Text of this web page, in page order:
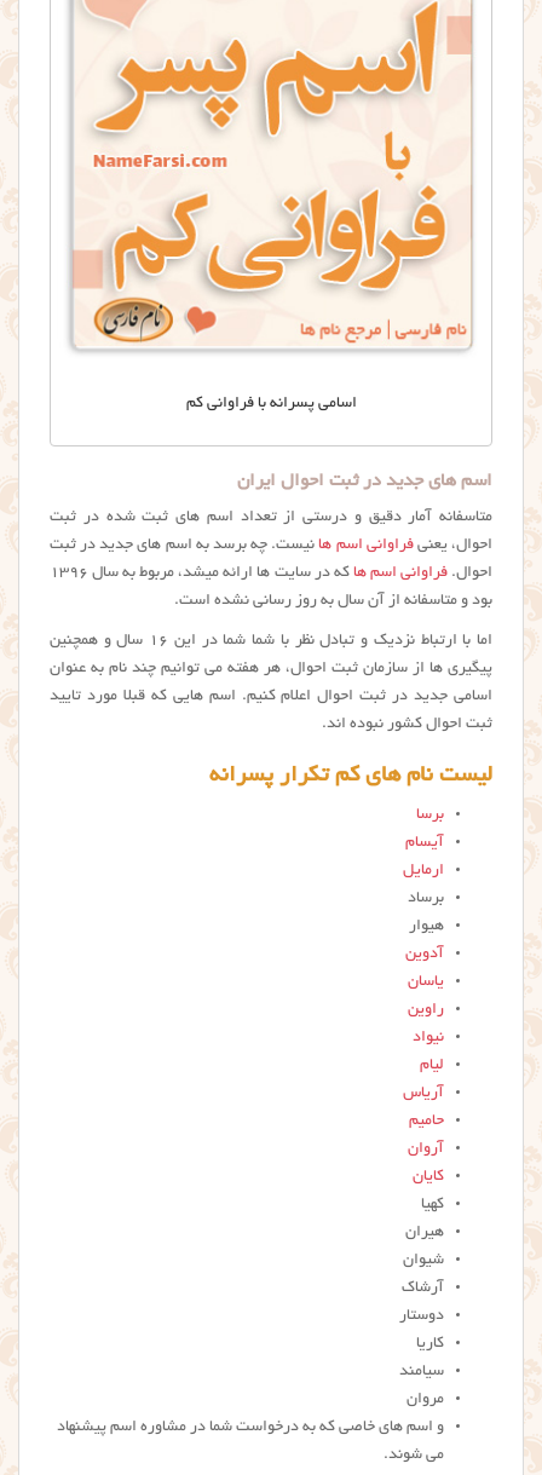
اسامي پسرانه با فراواني كم
اسم های جدید در ثبت احوال ایران
متاسفانه آمار دقیق و درستی از تعداد اسم های ثبت شده در ثبت
احوال، یعنیفراوانی اسم هانیست. چه برسد به اسم های جدید در ثبت
احوال.فراوانی اسم ها
که در سایت ها ارائه میشد، مربوط به سال ۱۳۹۶
بود و متاسفانه از آن سال به روز رسانی نشده است.
اما با ارتباط نزدیک و تبادل نظر با شما شما در این ۱۶ سال و همچنین
پیگیری ها از سازمان ثبت احوال، هر هفته می توانیم چند نام به عنوان
اسامی جدید در ثبت احوال اعلام کنیم. اسم هایی که قبلا مورد تایید
ثبت احوال کشور نبوده اند.
لیست نام های کم تکرار پسرانه
برسا
آیسام
ارمایل
برساد
هیوار
آدوین
یاسان
راوین
نیواد
لیام
آریاس
حامیم
آروان
کایان
کهیا
هیران
شیوان
آرشاک
دوستار
کاریا
سیامند
مروان
و اسم های خاصی که به درخواست شما در مشاوره اسم پیشنهاد
می شوند.